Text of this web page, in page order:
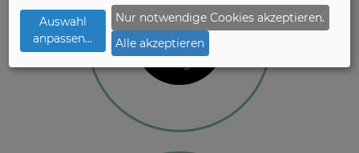
Auswahl
anpassen...
Nur notwendige Cookies akzeptieren.
Alle akzeptieren